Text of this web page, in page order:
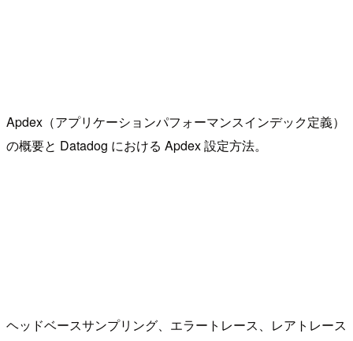
Apdex（アプリケーションパフォーマンスインデック定義）
の概要と Datadog における Apdex 設定方法。
ヘッドベースサンプリング、エラートレース、レアトレース